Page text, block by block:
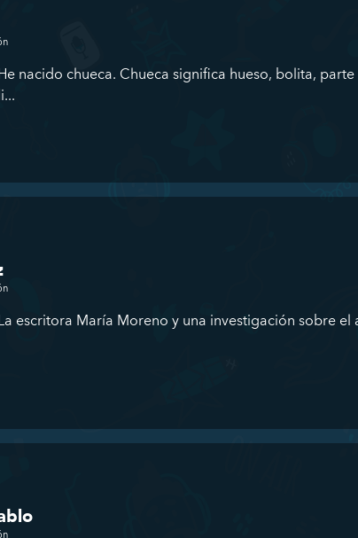
nacido chueca. Chueca significa hueso, bolita,
escritora María Moreno y una investigación sobre